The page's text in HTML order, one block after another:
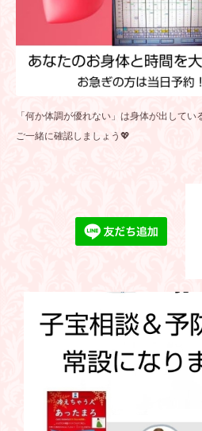
「何か体調が優れない」は身体が出してい
ご一緒に確認しましょう💖